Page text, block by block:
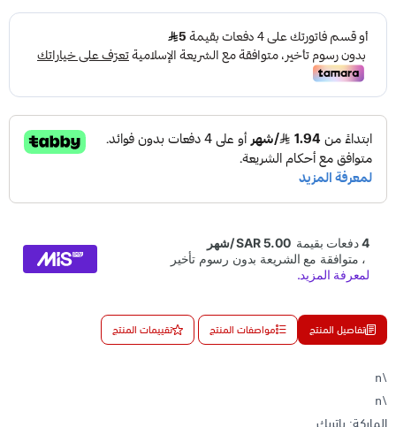
تفاصيل المنتج مواصفات المنتج تقييمات المنتج
\n
\n